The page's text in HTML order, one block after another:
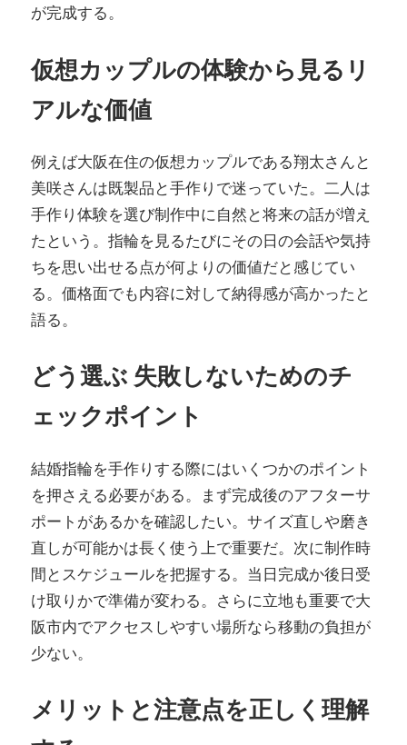
が完成する。
仮想カップルの体験から見るリ
アルな価値
例えば大阪在住の仮想カップルである翔太さんと
美咲さんは既製品と手作りで迷っていた。二人は
手作り体験を選び制作中に自然と将来の話が増え
たという。指輪を見るたびにその日の会話や気持
ちを思い出せる点が何よりの価値だと感じてい
る。価格面でも内容に対して納得感が高かったと
語る。
どう選ぶ 失敗しないためのチ
ェックポイント
結婚指輪を手作りする際にはいくつかのポイント
を押さえる必要がある。まず完成後のアフターサ
ポートがあるかを確認したい。サイズ直しや磨き
直しが可能かは長く使う上で重要だ。次に制作時
間とスケジュールを把握する。当日完成か後日受
け取りかで準備が変わる。さらに立地も重要で大
阪市内でアクセスしやすい場所なら移動の負担が
少ない。
メリットと注意点を正しく理解